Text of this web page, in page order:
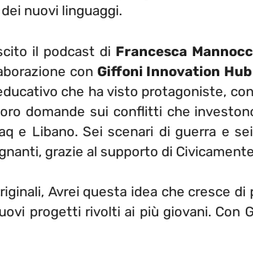
nuovi linguaggi.
il podcast di Francesca
con Giffoni Innovation Hub
che ha visto protagoniste,
domande sui conflitti che
e Libano. Sei scenari di guerra e
grazie al supporto di
Avrei questa idea che cresce
progetti rivolti ai più giovani. Con